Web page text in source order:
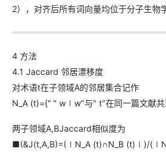
2），对齐后所有词向量均位于分子生物
4 方法
4.1 Jaccard 邻居漂移度
对术语t在子领域A的邻居集合记作
N_A (t)={" " w∣w"与" t"在同一篇文献
两子领域A,BJaccard相似度为
■(&J(t,A,B)=(∣N_A (t)∩N_B (t)∣)/